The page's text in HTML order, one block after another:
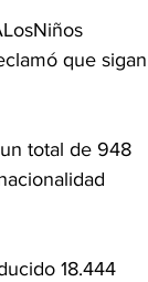
que
total de 948
18.444